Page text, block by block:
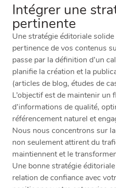
Intégrer une
pertinente
Une stratégie éditoriale
pertinence de vos contenus
passe par la définition d’un
planifie la création et la
(articles de blog, études de
L’objectif est de maintenir un
d’informations de qualité,
référencement naturel et
Nous nous concentrons sur
non seulement attirent du
maintiennent et le
Une bonne stratégie
relation de confiance avec